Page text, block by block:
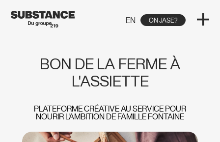
EN ON JASE?
BON DE LA FERME À
L'ASSIETTE
PLATEFORME CRÉATIVE AU SERVICE POUR
NOURIR L'AMBITION DE FAMILLE FONTAINE